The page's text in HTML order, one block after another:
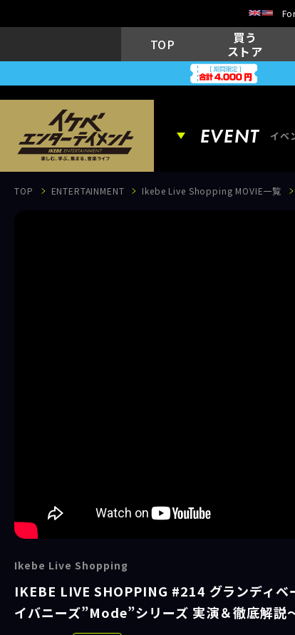
TOP
買う
ストア
EVENT イベ
TOP ENTERTAINMENT Ikebe Live Shopping MOVIE一覧
Ikebe Live Shopping
IKEBE LIVE SHOPPING #214 グランディ
イバニーズ”Mode”シリーズ 実演＆徹底解説